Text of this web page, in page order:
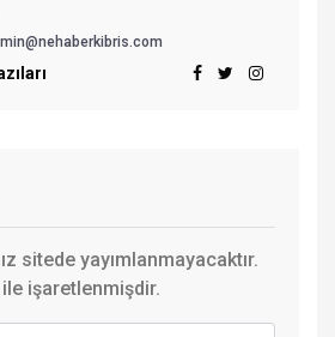
sitede yayımlanmayacaktır.
ile işaretlenmişdir.